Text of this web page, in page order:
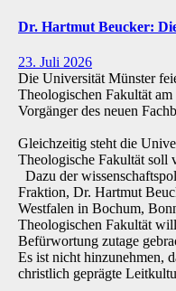
Dr. Hartmut Beucker:
23. Juli 2026
Die Universität Münster
Theologischen Fakultät
Vorgänger des neuen
Gleichzeitig steht die
Theologische Fakultät soll
Dazu der
Fraktion, Dr. Hartmut
Westfalen in Bochum,
Theologischen Fakultät
Befürwortung zutage
Es ist nicht hinzunehmen,
christlich geprägte